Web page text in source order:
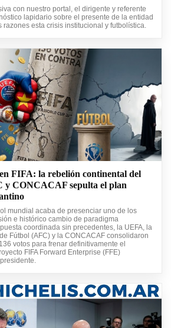
con nuestro portal, el dirigente y referente
lapidario sobre el presente de la entidad
esta crisis institucional y futbolística.
FIFA: la rebelión continental del
y CONCACAF sepulta el plan
mundial acaba de presenciar uno de los
e histórico cambio de paradigma
coordinada sin precedentes, la UEFA, la
Fútbol (AFC) y la CONCACAF consolidaron
votos para frenar definitivamente el
FIFA Forward Enterprise (FFE)